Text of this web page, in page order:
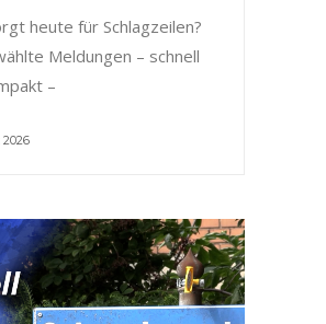
heute für Schlagzeilen?
Meldungen – schnell
–